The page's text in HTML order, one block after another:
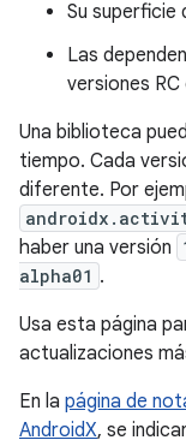
Su superficie
Las
versiones
Una biblioteca
tiempo. Cada
diferente. Por
haber una versión
alpha01 .
Usa esta página
actualizaciones
En la página de
AndroidX, se